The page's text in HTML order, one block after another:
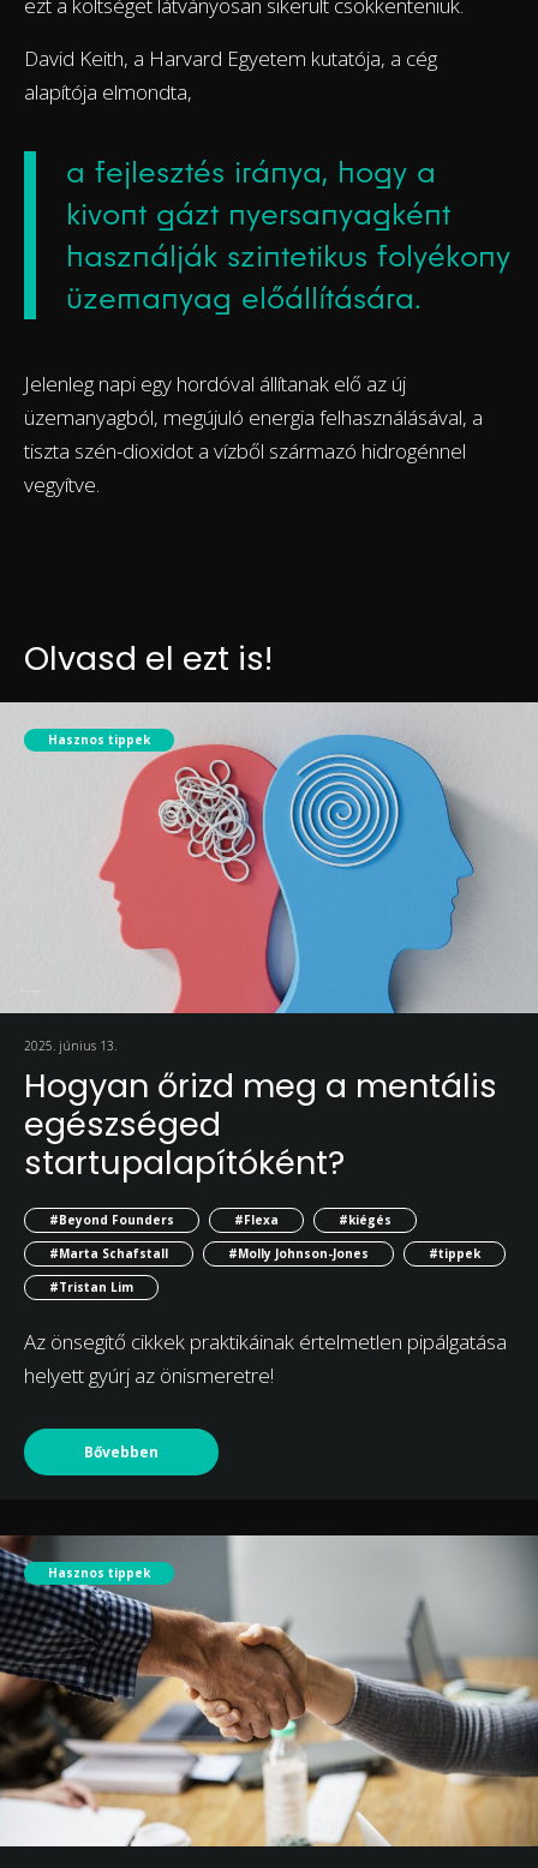
David Keith, a Harvard Egyetem kutatója, a cég
alapítója elmondta,
a fejlesztés iránya, hogy a
kivont gázt nyersanyagként
használják szintetikus folyékony
üzemanyag előállítására.
Jelenleg napi egy hordóval állítanak elő az új
üzemanyagból, megújuló energia felhasználásával, a
tiszta szén-dioxidot a vízből származó hidrogénnel
vegyítve.
Olvasd el ezt is!
Hasznos tippek
2025. június 13.
Hogyan őrizd meg a mentális
egészséged
startupalapítóként?
#Beyond Founders #Flexa
#kiégés
#Marta Schafstall
#Molly Johnson-Jones
#tippek
#Tristan Lim
Az önsegítő cikkek praktikáinak értelmetlen pipálgatása
helyett gyúrj az önismeretre!
Bővebben
Hasznos tippek